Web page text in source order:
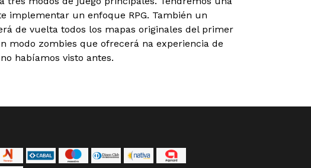
implementar un enfoque RPG. También un
de vuelta todos los mapas originales del primer
modo zombies que ofrecerá na experiencia de
habíamos visto antes.